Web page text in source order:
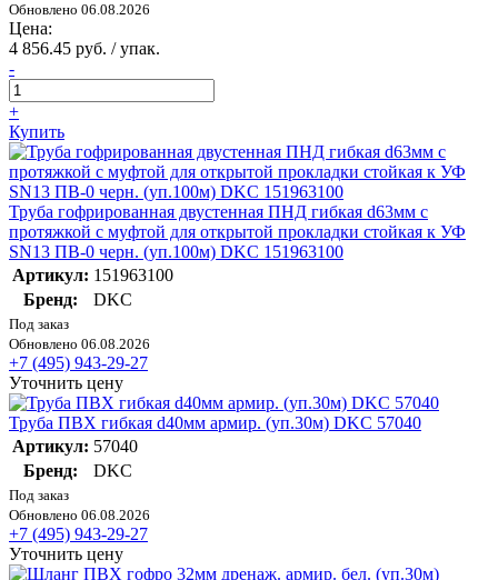
Обновлено 06.08.2026
Цена:
4 856.45 руб. / упак.
-
+
Купить
Труба гофрированная двустенная ПНД гибкая d63мм с
протяжкой с муфтой для открытой прокладки стойкая к УФ
SN13 ПВ-0 черн. (уп.100м) DKC 151963100
Артикул: 151963100
Бренд:
DKC
Под заказ
Обновлено 06.08.2026
+7 (495) 943-29-27
Уточнить цену
Труба ПВХ гибкая d40мм армир. (уп.30м) DKC 57040
Артикул: 57040
Бренд:
DKC
Под заказ
Обновлено 06.08.2026
+7 (495) 943-29-27
Уточнить цену